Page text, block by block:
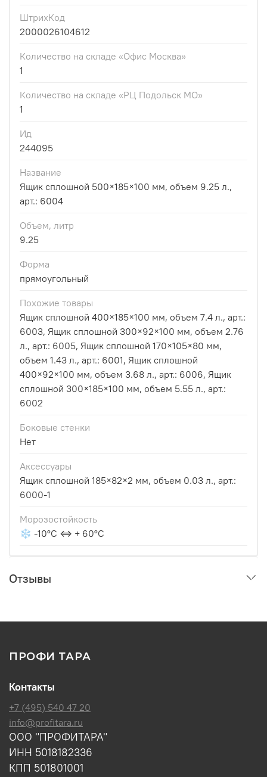
ШтрихКод
2000026104612
Количество на складе «Офис Москва»
1
Количество на складе «РЦ Подольск МО»
1
Ид
244095
Название
Ящик сплошной 500×185×100 мм, объем 9.25 л.,
арт.: 6004
Объем, литр
9.25
Форма
прямоугольный
Похожие товары
Ящик сплошной 400×185×100 мм, объем 7.4 л., арт.:
6003, Ящик сплошной 300×92×100 мм, объем 2.76
л., арт.: 6005, Ящик сплошной 170×105×80 мм,
объем 1.43 л., арт.: 6001, Ящик сплошной
400×92×100 мм, объем 3.68 л., арт.: 6006, Ящик
сплошной 300×185×100 мм, объем 5.55 л., арт.:
6002
Боковые стенки
Нет
Аксессуары
Ящик сплошной 185×82×2 мм, объем 0.03 л., арт.:
6000-1
Морозостойкость
❄ -10°С ⇔ + 60°С
Отзывы
ПРОФИ ТАРА
Контакты
+7 (495) 540 47 20
info@profitara.ru
ООО "ПРОФИТАРА"
ИНН 5018182336
КПП 501801001